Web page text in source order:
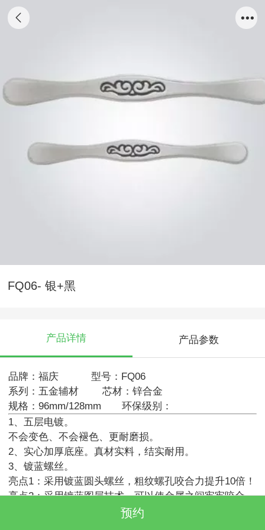
FQ06- 银+黑
产品详情 产品参数
品牌：福庆 型号：FQ06
系列：五金辅材 芯材：锌合金
规格：96mm/128mm 环保级别：
1、五层电镀。
不会变色、不会褪色、更耐磨损。
2、实心加厚底座。真材实料，结实耐用。
3、镀蓝螺丝。
亮点1：采用镀蓝圆头螺丝，粗纹螺孔咬合力提升10倍！
亮点2：采用镀蓝图层技术，可以使金属之间牢牢咬合，
预约